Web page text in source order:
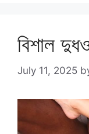
বিশাল
July 11, 2025